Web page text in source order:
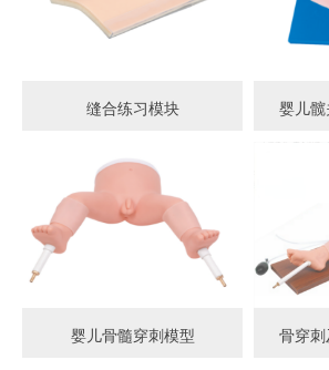
缝合练习模块 婴儿髋
婴儿骨髓穿刺模型 骨穿刺